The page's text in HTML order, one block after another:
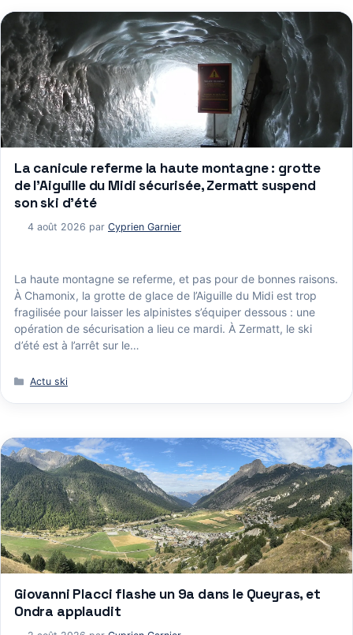
La canicule referme la haute montagne : grotte
de l’Aiguille du Midi sécurisée, Zermatt suspend
son ski d’été
4 août 2026 par Cyprien Garnier
La haute montagne se referme, et pas pour de bonnes raisons.
À Chamonix, la grotte de glace de l’Aiguille du Midi est trop
fragilisée pour laisser les alpinistes s’équiper dessous : une
opération de sécurisation a lieu ce mardi. À Zermatt, le ski
d’été est à l’arrêt sur le…
Catégories
Actu ski
Giovanni Placci flashe un 9a dans le Queyras, et
Ondra applaudit